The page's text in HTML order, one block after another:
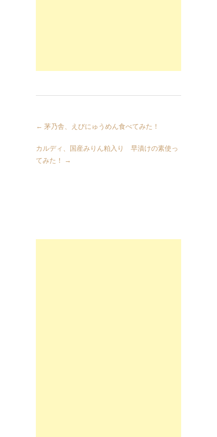
← 茅乃舎、えびにゅうめん食べてみた！
カルディ、国産みりん粕入り 早漬けの素使っ
てみた！
→